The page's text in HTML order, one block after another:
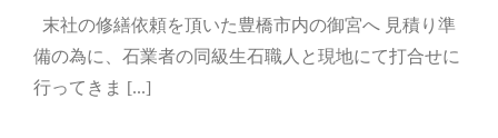
末社 修繕依頼 現地打合せ
末社の修繕依頼を頂いた豊橋市内の御宮へ 見積り準
備の為に、石業者の同級生石職人と現地にて打合せに
行ってきま [...]